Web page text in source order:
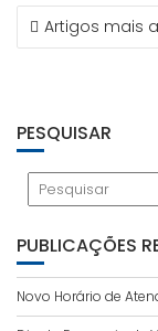
NAVEGAÇÃO
DEArtigos mais
PESQUISAR
PUBLICAÇÕES
Novo Horário de